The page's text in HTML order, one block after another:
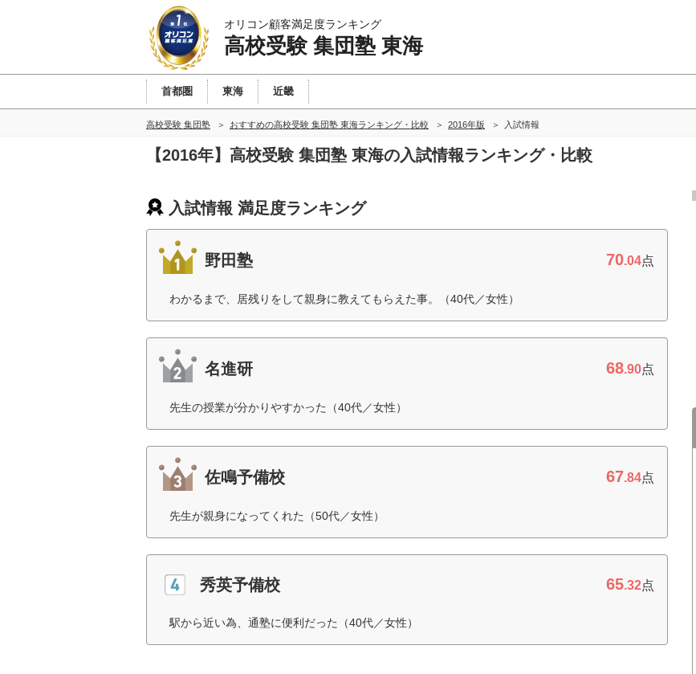
オリコン顧客満足度ランキング
高校受験 集団塾 東海
首都圏 東海 近畿
高校受験 集団塾 おすすめの高校受験 集団塾 東海ランキング・比較 2016年版 入試情報
【2016年】高校受験 集団塾 東海の入試情報ランキング・比較
入試情報 満足度ランキング
野田塾 70.04点
わかるまで、居残りをして親身に教えてもらえた事。（40代／女性）
名進研 68.90点
先生の授業が分かりやすかった（40代／女性）
佐鳴予備校 67.84点
先生が親身になってくれた（50代／女性）
秀英予備校 65.32点
駅から近い為、通塾に便利だった（40代／女性）